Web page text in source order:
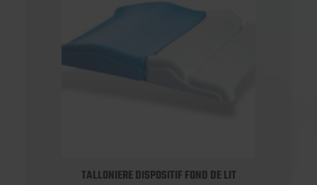
TALLONIERE DISPOSITIF FOND DE LIT